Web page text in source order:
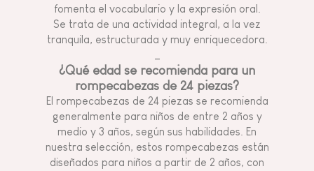
fomenta el vocabulario y la expresión oral.
Se trata de una actividad integral, a la vez
tranquila, estructurada y muy enriquecedora.
¿Qué edad se recomienda para un
rompecabezas de 24 piezas?
El rompecabezas de 24 piezas se recomienda
generalmente para niños de entre 2 años y
medio y 3 años, según sus habilidades. En
nuestra selección, estos rompecabezas están
diseñados para niños a partir de 2 años, con